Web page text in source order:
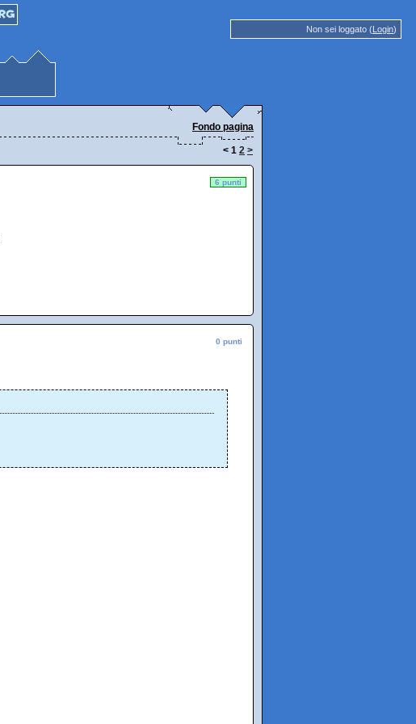
Non sei loggato (Login)
Fondo pagina
< 1 2 >
6 punti
0 punti